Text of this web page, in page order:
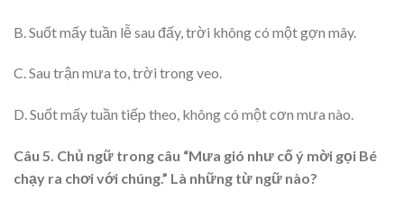
B. Suốt mấy tuần lễ sau đấy, trời không có một gợn mây.
C. Sau trận mưa to, trời trong veo.
D. Suốt mấy tuần tiếp theo, không có một cơn mưa nào.
Câu 5. Chủ ngữ trong câu “Mưa gió như cố ý mời gọi Bé
chạy ra chơi với chúng.” Là những từ ngữ nào?